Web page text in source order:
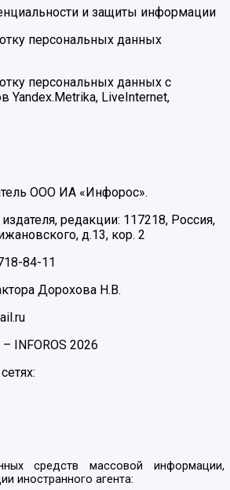
и защиты информации
персональных данных
персональных данных с
LiveInternet,
ООО ИА «Инфорос».
редакции: 117218, Россия,
д.13, кор. 2
84-11
Дорохова Н.В.
– INFOROS 2026
средств массовой информации,
иностранного агента: